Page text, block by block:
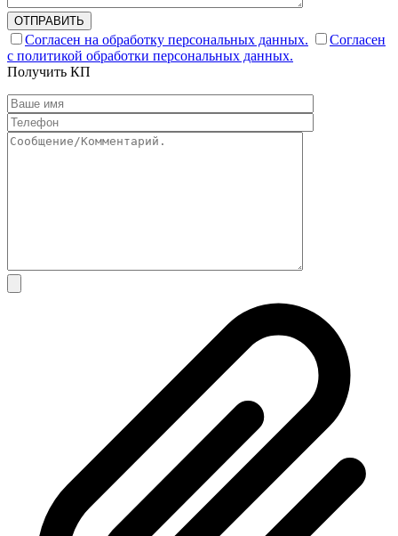
ОТПРАВИТЬ
Согласен на обработку персональных данных.
Согласен
с политикой обработки персональных данных.
Получить КП